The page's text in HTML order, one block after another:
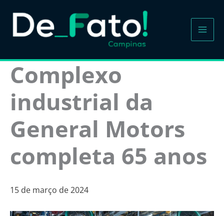
para
Complexo
industrial da
General Motors
completa 65 anos
15 de março de 2024